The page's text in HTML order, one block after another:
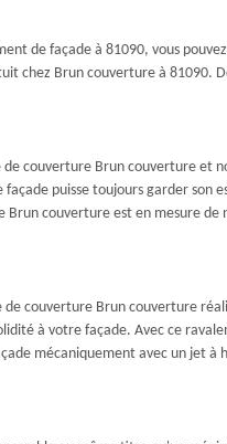
de façade à 81090, vous
chez Brun couverture à 81090.
couverture Brun couverture et
puisse toujours garder son
couverture est en mesure de
couverture Brun couverture
à votre façade. Avec ce
mécaniquement avec un jet à